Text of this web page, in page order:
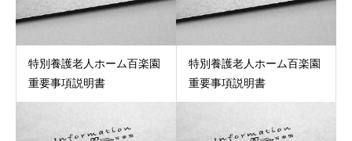
特別養護老人ホーム百楽園
重要事項説明書
特別養護老人ホーム百楽園
重要事項説明書